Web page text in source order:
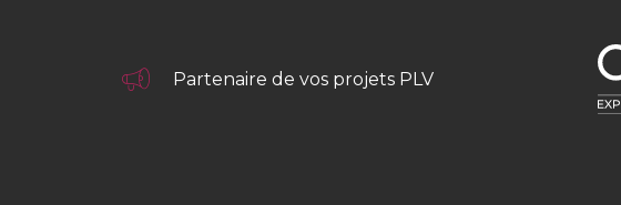
Partenaire de vos projets PLV